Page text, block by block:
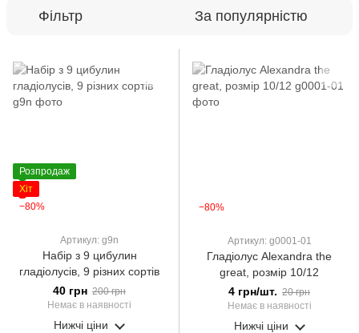
Фільтр За популярністю
Розпродаж
Хіт
−80%
Артикул: g9n
Набір з 9 цибулин
гладіолусів, 9 різних сортів
40 грн 200 грн
Немає в наявності
Нижчі ціни
−80%
Артикул: g0001-01
Гладіолус Alexandra the
great, розмір 10/12
4 грн/шт. 20 грн
Немає в наявності
Нижчі ціни